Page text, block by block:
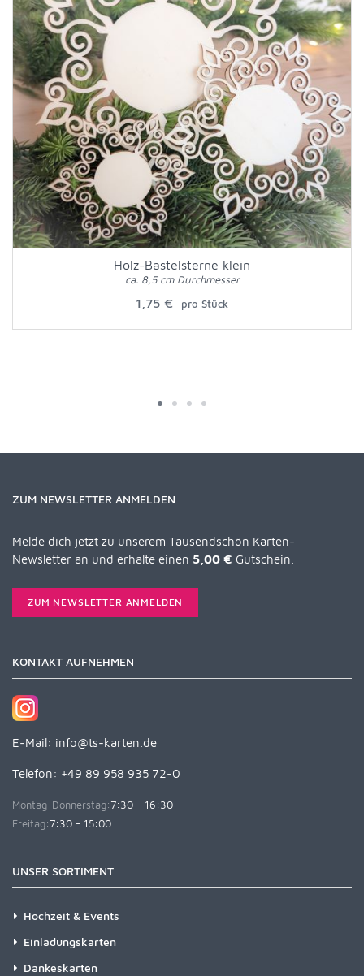
Holz-Bastelsterne klein
ca. 8,5 cm Durchmesser
1,75 € pro Stück
ZUM NEWSLETTER ANMELDEN
Melde dich jetzt zu unserem Tausendschön Karten-
Newsletter an und erhalte einen 5,00 € Gutschein.
ZUM NEWSLETTER ANMELDEN
KONTAKT AUFNEHMEN
E-Mail: info@ts-karten.de
Telefon: +49 89 958 935 72-0
Montag-Donnerstag:7:30 - 16:30
Freitag:7:30 - 15:00
UNSER SORTIMENT
Hochzeit & Events
Einladungskarten
Dankeskarten